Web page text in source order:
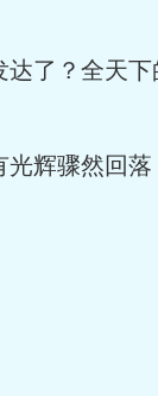
？全天下
骤然回落